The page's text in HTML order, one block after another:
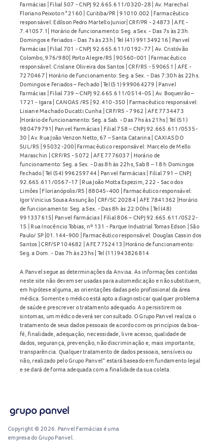
Farmácias | Filial 507 - CNPJ 92.665.611/0320-28 | Av. Marechal
Floriano Peixoto n° 2160 | Curitiba/PR | 91010.002 | Farmacêutico
responsável: Edilson Pedro Martello Junior| CRF/PR - 24873 | AFE -
7.41057.1| Horário de funcionamento: Seg. a Sex. - Das 7s às 23h.
Domingos e Feriados - Das 7s às 23h | Tel (41) 991349216 | Panvel
Farmácias | Filial 701 - CNPJ 92.665.611/0192-77 | Av. Cristóvão
Colombo, 976/980| Porto Alegre/RS | 90560-001 | Farmacêutico
responsável: Crislane Oliveira dos Santos | CRF/RS - 590651 | AFE -
7270467 | Horário de funcionamento: Seg. a Sex. - Das 7:30h às 22hs.
Domingos e Feriados – Fechado | Tel (51) 999064279 | Panvel
Farmácias | Filial 739 – CNPJ 92.665.611/0514-05 | Av. Boqueirão –
1721 - Igara | CANOAS /RS | 92.410-350 | Farmacêutico responsável:
Lisiane Machado Ducatti Cunha | CRF/RS - 7962 | AFE 7734473
|Horário de funcionamento: Seg. a Sab. - Das 7hs às 21hs | Tel (51)
980479791| Panvel Farmácias | Filial 758 – CNPJ 92.665.611/0535-
30 | Av. Rua João Venzon Netto, 67 – Santa Catarina | CAXIAS DO
SUL/RS | 95032-200| Farmacêutico responsável: Marcelo de Mello
Maraschin | CRF/RS - 5072 | AFE 7776037 | Horário de
funcionamento: Seg. a Sex. - Das 8h às 22hs, Sab 8 – 18 h Domingos
Fechado | Tel (54) 996259744 | Panvel Farmácias | Filial 791 – CNPJ
92.665.611/0567-17 | Rua João Motta Espezim, 222 - Saco dos
Limões | Florianópolis/RS | 88045-400 | Farmacêutico responsável:
Igor Vinicius Sousa Assunção | CRF/SC 20284 | AFE 7841362 |Horário
de funcionamento: Seg. a Sex. - Das 8h às 22:00hs | Tel (48)
991337615| Panvel Farmácias | Filial 806 – CNPJ 92.665.611/0522-
15 | Rua Inocêncio Tobias, nº 131 - Parque Industrial Tomas Edson | São
Paulo/ SP |01.144-900 | Farmacêutico responsável: Douglas Cassin dos
Santos | CRF/SP 104682 | AFE 7752413 |Horário de funcionamento:
Seg. a Dom. - Das 7h às 23hs | Tel (11) 943826814
A Panvel segue as determinações da Anvisa. As informações contidas
neste site não devem ser usadas para automedicação e não substituem,
em hipótese alguma, as orientações dadas pelo profissional da área
médica. Somente o médico está apto a diagnosticar qualquer problema
de saúde e prescrever o tratamento adequado. Ao persistirem os
sintomas, um médico deverá ser consultado. O Grupo Panvel realiza o
tratamento de seus dados pessoais de acordo com os princípios da boa-
fé, finalidade, adequação, necessidade, livre acesso, qualidade de
dados, segurança, prevenção, não discriminação e, mais importante,
transparência. Qualquer tratamento de dados pessoais, sensíveis ou
não, realizado pelo Grupo Panvel* estará baseado em fundamento legal
e se dará de forma adequada com a finalidade da sua coleta.
Copyright © 2026. Panvel Farmácias é uma
empresa do Grupo Panvel.